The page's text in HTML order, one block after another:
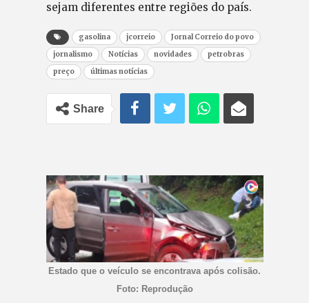
sejam diferentes entre regiões do país.
gasolina jcorreio
Jornal Correio do povo
jornalismo
Notícias novidades
petrobras
preço
últimas notícias
Share
Estado que o veículo se encontrava após colisão.
Foto: Reprodução